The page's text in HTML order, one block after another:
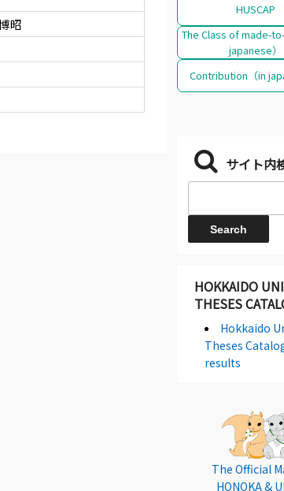
昭
HUSCAP
The Class of made-
japanese）
Contribution（in
サイト内
HOKKAIDO
THESES
Hokkaido
Theses
results
The Official
HONOKA &